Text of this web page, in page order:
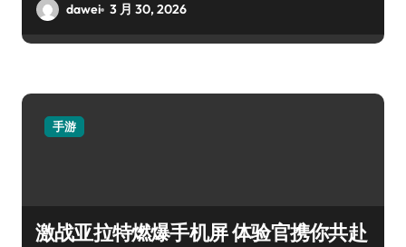
dawei 3 月 30, 2026
手游
激战亚拉特燃爆手机屏 体验官携你共赴